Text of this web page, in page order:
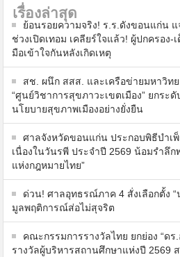
เรื่องล่าสุด
ย้อนรอยความจริง! ร.ร.ดังขอนแก่น
ช่วงเปิดเทอม เคลียร์ใจแล้ว! ผู้ปกครอง
มือเข้าใจกันหลังเกิดเหตุ
สช. ผนึก สสส. และเครือข่ายมหาวิท
“ศูนย์วิชาการสุขภาวะเขตเมือง” ยกระ
นโยบายสุขภาพเมืองอย่างยั่งยืน
ศาลจังหวัดขอนแก่น ประกอบพิธีบำเ
เนื่องในวันรพี ประจำปี 2569 น้อมรำลึ
แห่งกฎหมายไทย”
ด่วน! ศาลอุทธรณ์ภาค 4 สั่งเลือกตั้ง
มูลพฤติการณ์ส่อไม่สุจริต
คณะกรรมการรางวัลไทย ยกย่อง “ด
รางวัลผู้บริหารสถานศึกษาแห่งปี 2569